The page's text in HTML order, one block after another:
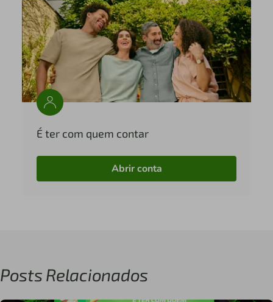
É ter com quem contar
Abrir conta
Posts Relacionados